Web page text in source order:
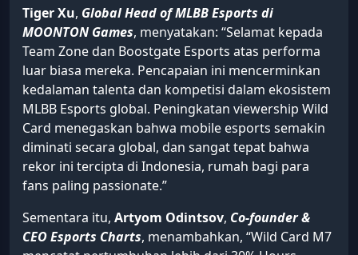
Tiger Xu, Global Head of MLBB Esports di
MOONTON Games, menyatakan: “Selamat kepada
Team Zone dan Boostgate Esports atas performa
luar biasa mereka. Pencapaian ini mencerminkan
kedalaman talenta dan kompetisi dalam ekosistem
MLBB Esports global. Peningkatan viewership Wild
Card menegaskan bahwa mobile esports semakin
diminati secara global, dan sangat tepat bahwa
rekor ini tercipta di Indonesia, rumah bagi para
fans paling passionate.”
Sementara itu, Artyom Odintsov, Co-founder &
CEO Esports Charts, menambahkan, “Wild Card M7